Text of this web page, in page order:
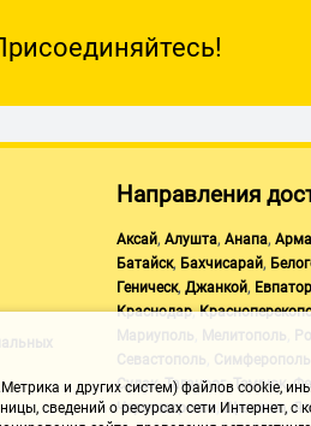
Направления
Аксай, Алушта, Анапа,
Батайск, Бахчисарай,
Геническ, Джанкой,
Краснодар,
Мариуполь Мелитополь
Севастополь Симферополь
Судак,Таганрог,Темрюк,
Черноморское ,Щелкино,
и других систем) файлов cookie,
сведений о ресурсах сети Интернет, с